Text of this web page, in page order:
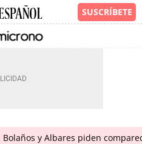
Bolaños y Albares piden